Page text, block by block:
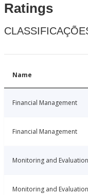
Ratings
Name
Financial Management
Financial Management
Monitoring and Evaluation
Monitoring and Evaluation